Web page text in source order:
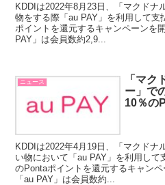
KDDIは2022年8月23日、「マクドナ
物をする際「au PAY」を利用して
ポイントを還元するキャンペーンを
PAY」は会員数約2,9...
ニュース
「マク
ー」で
10％の
KDDIは2022年4月19日、「マクドナ
い物において「au PAY」を利用して
のPontaポイントを還元するキャンペ
「au PAY」は会員数約...